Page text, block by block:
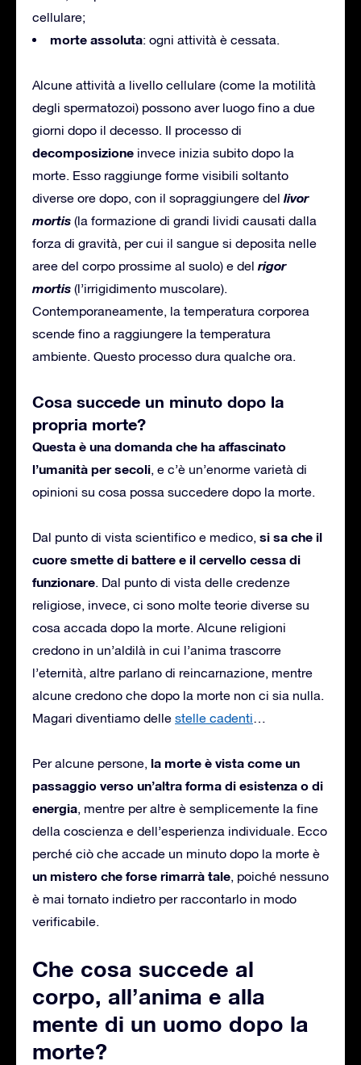
cellulare;
morte assoluta: ogni attività è cessata.
Alcune attività a livello cellulare (come la motilità
degli spermatozoi) possono aver luogo fino a due
giorni dopo il decesso. Il processo di
decomposizione invece inizia subito dopo la
morte. Esso raggiunge forme visibili soltanto
diverse ore dopo, con il sopraggiungere del livor
mortis (la formazione di grandi lividi causati dalla
forza di gravità, per cui il sangue si deposita nelle
aree del corpo prossime al suolo) e del rigor
mortis (l’irrigidimento muscolare).
Contemporaneamente, la temperatura corporea
scende fino a raggiungere la temperatura
ambiente. Questo processo dura qualche ora.
Cosa succede un minuto dopo la
propria morte?
Questa è una domanda che ha affascinato
l’umanità per secoli, e c’è un’enorme varietà di
opinioni su cosa possa succedere dopo la morte.
Dal punto di vista scientifico e medico, si sa che il
cuore smette di battere e il cervello cessa di
funzionare. Dal punto di vista delle credenze
religiose, invece, ci sono molte teorie diverse su
cosa accada dopo la morte. Alcune religioni
credono in un’aldilà in cui l’anima trascorre
l’eternità, altre parlano di reincarnazione, mentre
alcune credono che dopo la morte non ci sia nulla.
Magari diventiamo delle stelle cadenti…
Per alcune persone, la morte è vista come un
passaggio verso un’altra forma di esistenza o di
energia, mentre per altre è semplicemente la fine
della coscienza e dell’esperienza individuale. Ecco
perché ciò che accade un minuto dopo la morte è
un mistero che forse rimarrà tale, poiché nessuno
è mai tornato indietro per raccontarlo in modo
verificabile.
Che cosa succede al
corpo, all’anima e alla
mente di un uomo dopo la
morte?